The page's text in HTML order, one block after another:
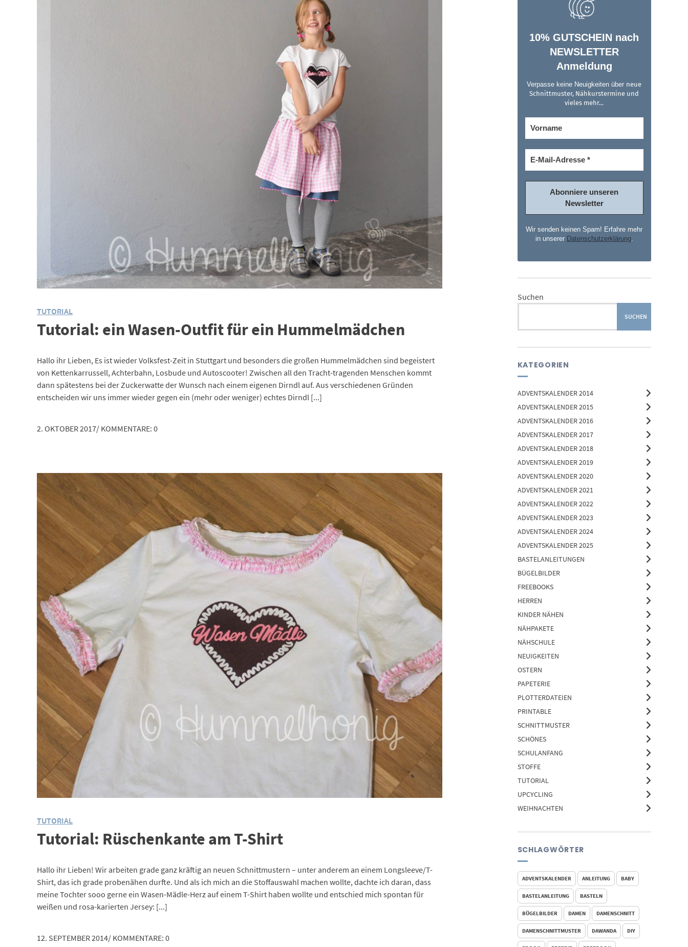
10% GUTSCHEIN nach
NEWSLETTER
Anmeldung
Verpasse keine Neuigkeiten über neue
Schnittmuster, Nähkurstermine und
vieles mehr...
Wir senden keinen Spam! Erfahre mehr
in unserer Datenschutzerklärung.
Suchen
SUCHEN
KATEGORIEN
ADVENTSKALENDER 2014
ADVENTSKALENDER 2015
ADVENTSKALENDER 2016
ADVENTSKALENDER 2017
ADVENTSKALENDER 2018
ADVENTSKALENDER 2019
ADVENTSKALENDER 2020
ADVENTSKALENDER 2021
ADVENTSKALENDER 2022
ADVENTSKALENDER 2023
ADVENTSKALENDER 2024
ADVENTSKALENDER 2025
BASTELANLEITUNGEN
BÜGELBILDER
FREEBOOKS
HERREN
KINDER NÄHEN
NÄHPAKETE
NÄHSCHULE
NEUIGKEITEN
OSTERN
PAPETERIE
PLOTTERDATEIEN
PRINTABLE
SCHNITTMUSTER
SCHÖNES
SCHULANFANG
STOFFE
TUTORIAL
UPCYCLING
WEIHNACHTEN
SCHLAGWÖRTER
ADVENTSKALENDER ANLEITUNG BABY
BASTELANLEITUNG BASTELN
BÜGELBILDER DAMEN DAMENSCHNITT
DAMENSCHNITTMUSTER DAWANDA DIY
TUTORIAL
Tutorial: ein Wasen-Outfit für ein Hummelmädchen
Hallo ihr Lieben, Es ist wieder Volksfest-Zeit in Stuttgart und besonders die großen Hummelmädchen sind begeistert
von Kettenkarrussell, Achterbahn, Losbude und Autoscooter! Zwischen all den Tracht-tragenden Menschen kommt
dann spätestens bei der Zuckerwatte der Wunsch nach einem eigenen Dirndl auf. Aus verschiedenen Gründen
entscheiden wir uns immer wieder gegen ein (mehr oder weniger) echtes Dirndl [...]
2. OKTOBER 2017/KOMMENTARE: 0
TUTORIAL
Tutorial: Rüschenkante am T-Shirt
Hallo ihr Lieben! Wir arbeiten grade ganz kräftig an neuen Schnittmustern – unter anderem an einem Longsleeve/T-
Shirt, das ich grade probenähen durfte. Und als ich mich an die Stoffauswahl machen wollte, dachte ich daran, dass
meine Tochter sooo gerne ein Wasen-Mädle-Herz auf einem T-Shirt haben wollte und entschied mich spontan für
weißen und rosa-karierten Jersey: [...]
12. SEPTEMBER 2014/KOMMENTARE: 0